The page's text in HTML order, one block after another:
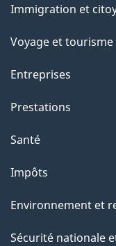
u
r
e
t
e
p
g
e
sujets
Immigration et
Voyage et tourisme
Entreprises
Prestations
Santé
Impôts
Environnement et
Sécurité nationale